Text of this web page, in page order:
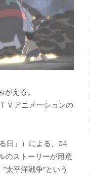
える。
Ｖアニメーションの
日」）による、04
のストーリーが用意
太平洋戦争”という